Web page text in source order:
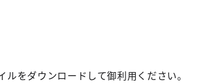
をダウンロードして御利用ください。